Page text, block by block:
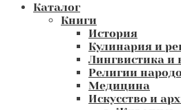
Каталог
Книги
История
Кулинария и
Лингвистика и
Религии
Медицина
Искусство и